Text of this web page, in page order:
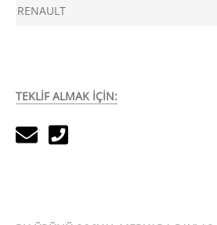
RENAULT
TEKLİF ALMAK İÇİN: